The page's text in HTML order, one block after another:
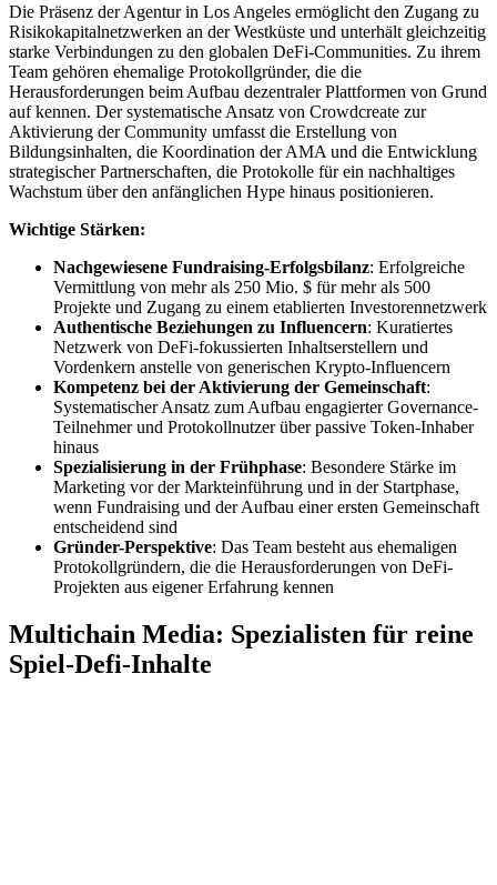
Die Präsenz der Agentur in Los Angeles ermöglicht den Zugang zu
Risikokapitalnetzwerken an der Westküste und unterhält gleichzeitig
starke Verbindungen zu den globalen DeFi-Communities. Zu ihrem
Team gehören ehemalige Protokollgründer, die die
Herausforderungen beim Aufbau dezentraler Plattformen von Grund
auf kennen. Der systematische Ansatz von Crowdcreate zur
Aktivierung der Community umfasst die Erstellung von
Bildungsinhalten, die Koordination der AMA und die Entwicklung
strategischer Partnerschaften, die Protokolle für ein nachhaltiges
Wachstum über den anfänglichen Hype hinaus positionieren.
Wichtige Stärken:
Nachgewiesene Fundraising-Erfolgsbilanz: Erfolgreiche
Vermittlung von mehr als 250 Mio. $ für mehr als 500
Projekte und Zugang zu einem etablierten Investorennetzwerk
Authentische Beziehungen zu Influencern: Kuratiertes
Netzwerk von DeFi-fokussierten Inhaltserstellern und
Vordenkern anstelle von generischen Krypto-Influencern
Kompetenz bei der Aktivierung der Gemeinschaft:
Systematischer Ansatz zum Aufbau engagierter Governance-
Teilnehmer und Protokollnutzer über passive Token-Inhaber
hinaus
Spezialisierung in der Frühphase: Besondere Stärke im
Marketing vor der Markteinführung und in der Startphase,
wenn Fundraising und der Aufbau einer ersten Gemeinschaft
entscheidend sind
Gründer-Perspektive: Das Team besteht aus ehemaligen
Protokollgründern, die die Herausforderungen von DeFi-
Projekten aus eigener Erfahrung kennen
Multichain Media: Spezialisten für reine
Spiel-Defi-Inhalte